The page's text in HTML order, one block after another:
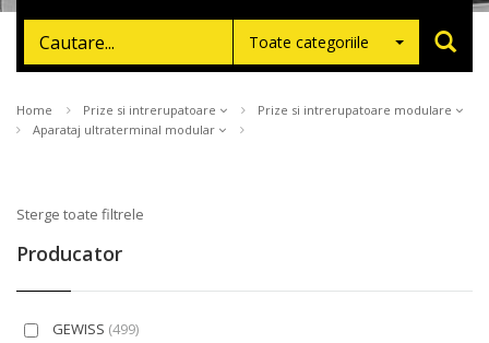
Toate categoriile
Home Prize si intrerupatoare
Prize si intrerupatoare modulare
Aparataj ultraterminal modular
Sterge toate filtrele
Producator
GEWISS (499)